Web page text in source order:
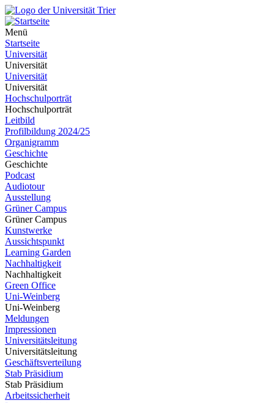
Menü
Startseite
Universität
Universität
Universität
Universität
Hochschulporträt
Hochschulporträt
Leitbild
Profilbildung 2024/25
Organigramm
Geschichte
Geschichte
Podcast
Audiotour
Ausstellung
Grüner Campus
Grüner Campus
Kunstwerke
Aussichtspunkt
Learning Garden
Nachhaltigkeit
Nachhaltigkeit
Green Office
Uni-Weinberg
Uni-Weinberg
Meldungen
Impressionen
Universitätsleitung
Universitätsleitung
Geschäftsverteilung
Stab Präsidium
Stab Präsidium
Arbeitssicherheit